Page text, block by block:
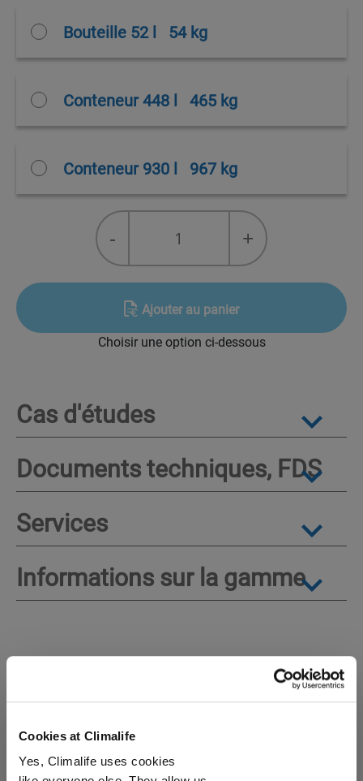
Cookies at Climalife
Yes, Climalife uses cookies
Bouteille 52 l 54 kg
Conteneur 448 l 465 kg
Conteneur 930 l 967 kg
515B
Solstice®
N15
- +
Ajouter au panier
Choisir une option ci-dessous
Cas d'études
Documents techniques, FDS
Services
Informations sur la gamme
Autres produits susceptibles
de vous intéresser
Fluides frigorigènes HFO